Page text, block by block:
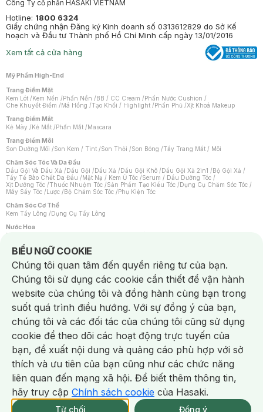
NowFree 2H Giao Nhanh Miễn Phí 2H Xem chi tiết
Mua online
Công Ty cổ phần HASAKI VIETNAM
Hotline: 1800 6324
Giấy chứng nhận Đăng ký Kinh doanh số 0313612829 do Sở Kế
hoạch và Đầu tư Thành phố Hồ Chí Minh cấp ngày 13/01/2016
Xem tất cả cửa hàng
Mỹ Phẩm High-End
Trang Điểm Mặt
Kem Lót /Kem Nền /Phấn Nền /BB / CC Cream /Phấn Nước Cushion /
Che Khuyết Điểm /Má Hồng /Tạo Khối / Highlight /Phấn Phủ /Xịt Khoá Makeup
Trang Điểm Mắt
Kẻ Mày /Kẻ Mắt /Phấn Mắt /Mascara
Trang Điểm Môi
Son Dưỡng Môi /Son Kem / Tint /Son Thỏi /Son Bóng /Tẩy Trang Mắt / Môi
Chăm Sóc Tóc Và Da Đầu
Dầu Gội Và Dầu Xả /Dầu Gội /Dầu Xả /Dầu Gội Khô /Dầu Gội Xả 2in1 /Bộ Gội Xả /
Tẩy Tế Bào Chết Da Đầu /Mặt Nạ / Kem Ủ Tóc /Serum / Dầu Dưỡng Tóc /
Xịt Dưỡng Tóc /Thuốc Nhuộm Tóc /Sản Phẩm Tạo Kiểu Tóc /Dụng Cụ Chăm Sóc Tóc /
Máy Sấy Tóc /Lược /Bộ Chăm Sóc Tóc /Phụ Kiện Tóc
Chăm Sóc Cơ Thể
Kem Tẩy Lông /Dụng Cụ Tẩy Lông
Nước Hoa
Nước Hoa Nữ
Chăm Sóc Cá Nhân
Chống Muỗi /Khẩu Trang /Máy Massage/Mặt Nạ Xông Hơi /Nước Rửa Tay/
Sản Phẩm Chăm Sóc Khác /Bàn Chải Đánh Răng /Bàn Chải Điện/
Hỗ Trợ Trắng Răng/Kem Đánh Răng /Máy Tăm Nước/ Nước Súc Miệng/
Tăm / Chỉ Nha Khoa/ Xịt Thơm Miệng / Dung Dịch Vệ Sinh/Dưỡng Vùng Kín/
Khăn Ướt Vệ Sinh Vùng Kín/Băng Vệ Sinh/Tampon/Bọt Cạo Râu /Dao Cạo Râu/
Máy Cạo Râu
Vấn Đề Về Da
Da Dầu / Lỗ Chân Lông To/ Da Khô / Mất Nước/ Da Lão Hóa/ Da Mụn/
Da Nhạy Cảm / Kích Ứng
Da Xỉn Màu Thâm / Nám / Tàn Nhang
Quầng Thâm & Bọng Mắt /Sẹo /Viêm Da Cơ Địa
Dụng Cụ / Phụ Kiện Chăm Sóc Da
Bông Tẩy Trang
Khăn Lau Mặt Khô Dụng Cụ / Máy Rửa Mặt Máy Chăm Sóc Da
Dụng Cụ Chăm Sóc Khác
BIỂU NGỮ COOKIE
Notice about cookies usage
Chúng tôi quan tâm đến quyền riêng tư của bạn.
Chúng tôi sử dụng các cookie cần thiết để vận hành
website của chúng tôi và đồng hành cùng bạn trong
suốt quá trình điều hướng. Với sự đồng ý của bạn,
chúng tôi và các đối tác của chúng tôi cũng sử dụng
cookie để theo dõi các hoạt động trực tuyến của
bạn, đề xuất nội dung và quảng cáo phù hợp với sở
thích và ưu tiên của bạn cũng như các chức năng
liên quan đến mạng xã hội. Để biết thêm thông tin,
hãy truy cập Chính sách cookie của Hasaki.
Từ chối Đồng ý